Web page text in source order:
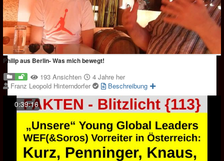
Philip aus Berlin- Was mich bewegt!
193 Ansichten
4 Jahre her
Franz Leopold Hinterndorfer
Beschreibung
0:39:16